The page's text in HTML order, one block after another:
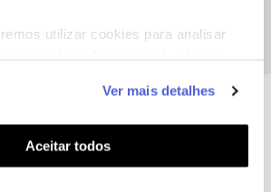
utilizar cookies para analisar
de personalização e
anúncios aos seus interesses
personalizada). Pode gerir a
clicando em "Configurar
Ver mais detalhes
Aceitar todos
que COMBINA